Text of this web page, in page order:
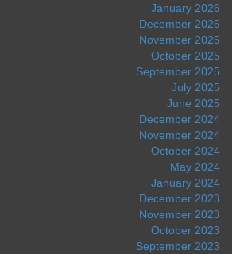
January 2026
December 2025
November 2025
October 2025
September 2025
July 2025
June 2025
December 2024
November 2024
October 2024
May 2024
January 2024
December 2023
November 2023
October 2023
September 2023